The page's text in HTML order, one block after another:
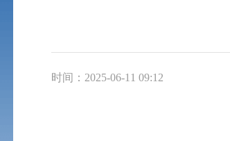
时间：2025-06-11 09:12